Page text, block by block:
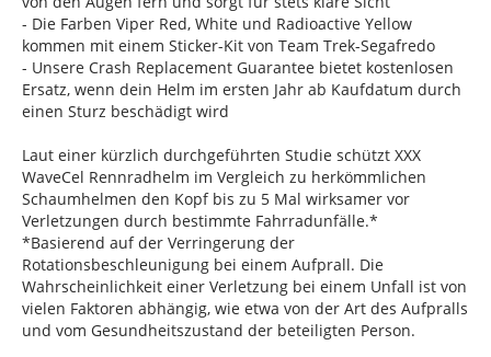
- Die Farben Viper Red, White und Radioactive Yellow
kommen mit einem Sticker-Kit von Team Trek-Segafredo
- Unsere Crash Replacement Guarantee bietet kostenlosen
Ersatz, wenn dein Helm im ersten Jahr ab Kaufdatum durch
einen Sturz beschädigt wird
Laut einer kürzlich durchgeführten Studie schützt XXX
WaveCel Rennradhelm im Vergleich zu herkömmlichen
Schaumhelmen den Kopf bis zu 5 Mal wirksamer vor
Verletzungen durch bestimmte Fahrradunfälle.*
*Basierend auf der Verringerung der
Rotationsbeschleunigung bei einem Aufprall. Die
Wahrscheinlichkeit einer Verletzung bei einem Unfall ist von
vielen Faktoren abhängig, wie etwa von der Art des Aufpralls
und vom Gesundheitszustand der beteiligten Person.